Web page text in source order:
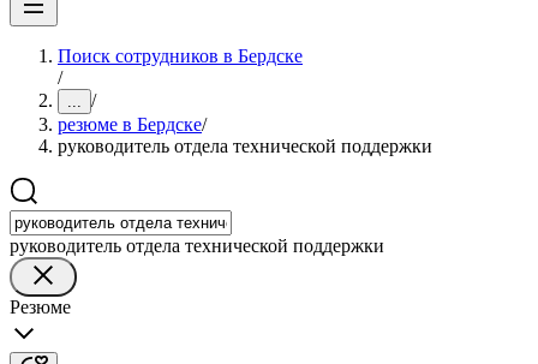
Поиск сотрудников в Бердске
/
... /
резюме в Бердске/
руководитель отдела технической поддержки
руководитель отдела технической поддержки
Резюме